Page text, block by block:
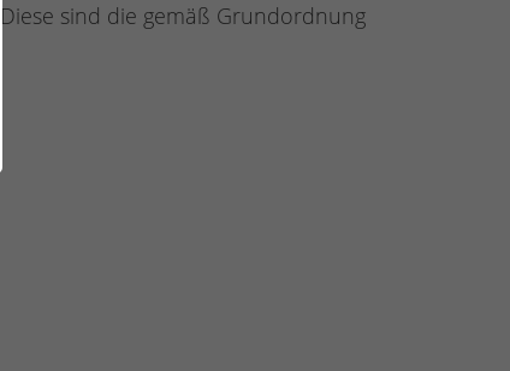
sind die gemäß Grundordnung